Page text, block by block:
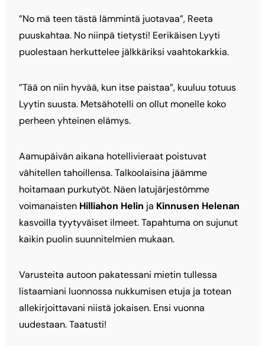
”No mä teen tästä lämmintä juotavaa”, Reeta
puuskahtaa. No niinpä tietysti! Eerikäisen Lyyti
puolestaan herkuttelee jälkkäriksi vaahtokarkkia.
”Tää on niin hyvää, kun itse paistaa”, kuuluu totuus
Lyytin suusta. Metsähotelli on ollut monelle koko
perheen yhteinen elämys.
Aamupäivän aikana hotellivieraat poistuvat
vähitellen tahoillensa. Talkoolaisina jäämme
hoitamaan purkutyöt. Näen latujärjestömme
voimanaisten Hilliahon Helin ja Kinnusen Helenan
kasvoilla tyytyväiset ilmeet. Tapahtuma on sujunut
kaikin puolin suunnitelmien mukaan.
Varusteita autoon pakatessani mietin tullessa
listaamiani luonnossa nukkumisen etuja ja totean
allekirjoittavani niistä jokaisen. Ensi vuonna
uudestaan. Taatusti!